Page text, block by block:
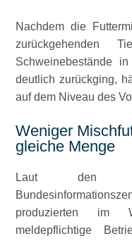
Nachdem die
zurückgehenden
Schweinebestände
deutlich zurückging,
auf dem Niveau des
Weniger
gleiche Menge
Laut den
produzierten im
meldepflichtige